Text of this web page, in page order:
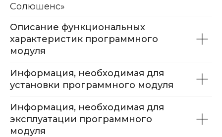
Солюшенс»
Описание функциональных
характеристик программного
модуля
Информация, необходимая для
установки программного модуля
Информация, необходимая для
эксплуатации программного
модуля